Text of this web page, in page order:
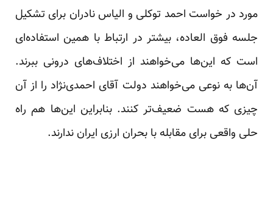
مورد در خواست احمد توکلی و الیاس نادران برای تشکیل
جلسه فوق العاده، بیشتر در ارتباط با همین استفاده‌ای
است که این‌ها می‌خواهند از اختلاف‌های درونی ببرند.
آن‌ها به نوعی می‌خواهند دولت آقای احمدی‌نژاد را از آن
چیزی که هست ضعیف‌تر کنند. بنابراین این‌ها هم راه
حلی واقعی برای مقابله با بحران ارزی ایران ندارند.